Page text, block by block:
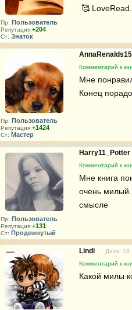
Пр: Пользователь
Репутация:+204
Ст: Знаток
🥰
Пр: Пользователь
Репутация:+1424
Ст: Мастер
Комментарий к
Мне
Конец
Пр: Пользователь
Репутация:+131
Ст: Продвинутый
Harry11_Potter
Комментарий к
Мне книга
очень
смысле
Lindi
Дата:
Комментарий к
Какой милы